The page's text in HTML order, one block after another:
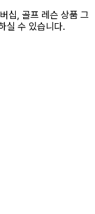
십, 골프 레슨 상품 그
실 수 있습니다.